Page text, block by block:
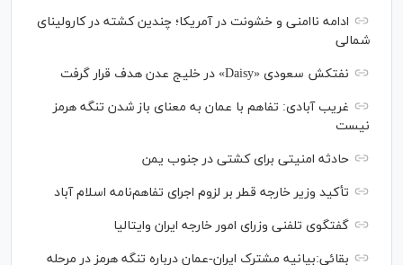
ادامه ناامنی و خشونت در آمریکا؛ چندین کشته در کارولینای
شمالی
نفتکش سعودی «Daisy» در خلیج عدن هدف قرار گرفت
غریب آبادی: تفاهم با عمان به معنای باز شدن تنگه هرمز
نیست
حادثه امنیتی برای کشتی در جنوب یمن
تأکید وزیر خارجه قطر بر لزوم اجرای تفاهم‌نامه اسلام آباد
گفتگوی تلفنی وزرای امور خارجه ایران وایتالیا
بقائی:بیانیه مشترک ایران-عمان درباره تنگه هرمز در مرحله